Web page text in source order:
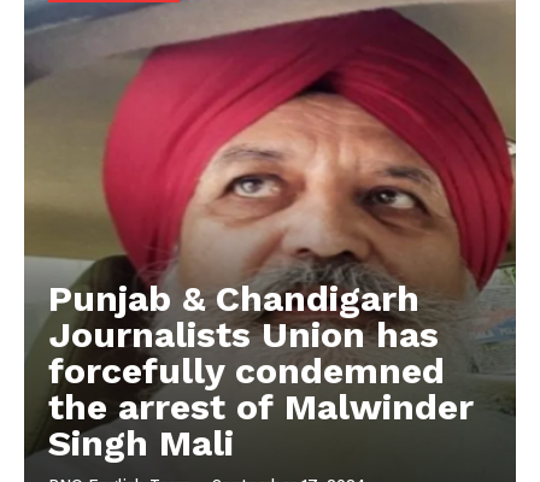
Punjab & Chandigarh
Journalists Union has
forcefully condemned
the arrest of Malwinder
Singh Mali